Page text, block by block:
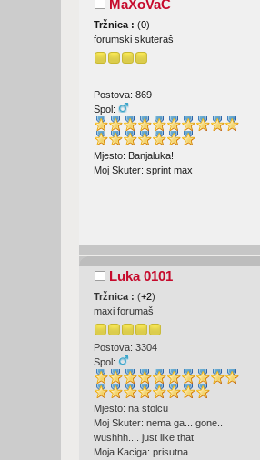
MaXoVaC
Tržnica :(0)
forumski skuteraš
Postova: 869
Spol:
Mjesto: Banjaluka!
Moj Skuter: sprint max
Luka 0101
Tržnica :(+2)
maxi forumaš
Postova: 3304
Spol:
Mjesto: na stolcu
Moj Skuter: nema ga... gone..
wushhh.... just like that
Moja Kaciga: prisutna